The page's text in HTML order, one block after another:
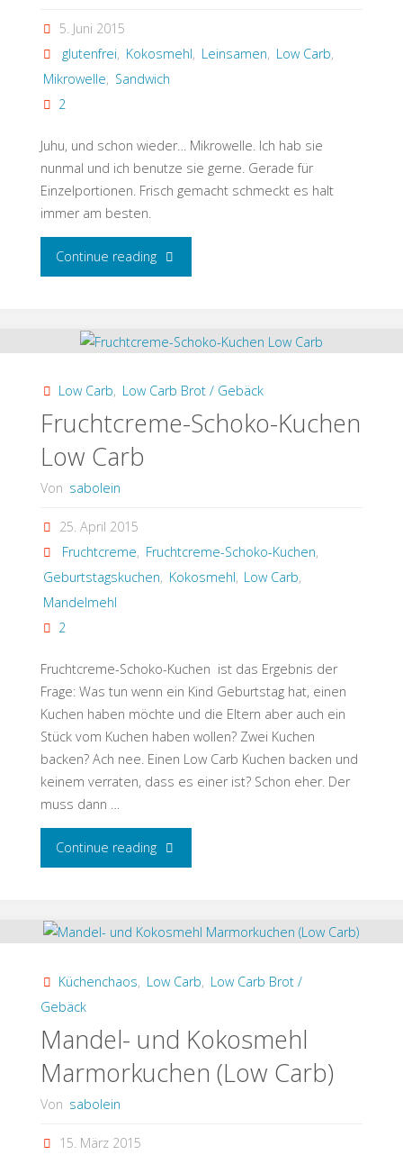
5. Juni 2015
glutenfrei, Kokosmehl, Leinsamen, Low Carb,
Mikrowelle, Sandwich
2
Juhu, und schon wieder… Mikrowelle. Ich hab sie
nunmal und ich benutze sie gerne. Gerade für
Einzelportionen. Frisch gemacht schmeckt es halt
immer am besten.
Continue reading"Sandwich”Toast”
der
Low Carb, Low Carb Brot / Gebäck
Fruchtcreme-Schoko-Kuchen
Low Carb
Von sabolein
25. April 2015
Fruchtcreme, Fruchtcreme-Schoko-Kuchen,
Geburtstagskuchen, Kokosmehl, Low Carb,
Mandelmehl
2
Fruchtcreme-Schoko-Kuchen ist das Ergebnis der
Frage: Was tun wenn ein Kind Geburtstag hat, einen
Kuchen haben möchte und die Eltern aber auch ein
Stück vom Kuchen haben wollen? Zwei Kuchen
backen? Ach nee. Einen Low Carb Kuchen backen und
keinem verraten, dass es einer ist? Schon eher. Der
muss dann …
Continue reading"Fruchtcreme-
Kuchen
Küchenchaos, Low Carb, Low Carb Brot /
Gebäck
Mandel- und Kokosmehl
Marmorkuchen (Low Carb)
Von sabolein
15. März 2015